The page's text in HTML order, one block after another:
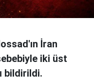
İran
iki üst
bildirildi.